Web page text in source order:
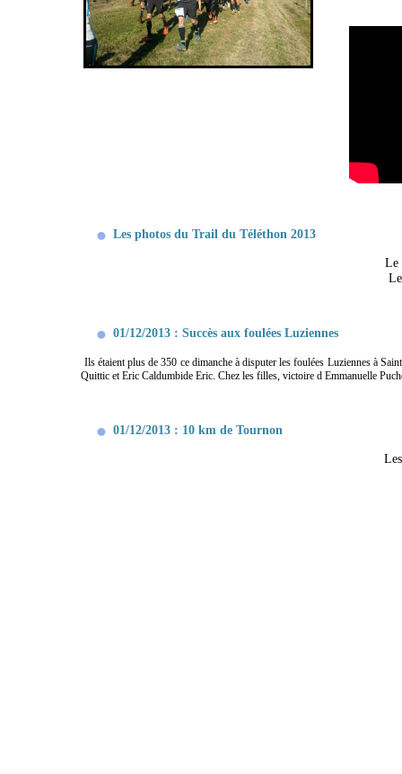
Les photos du Trail du Téléthon 2013
Le
01/12/2013 : Succès aux foulées Luziennes
Ils étaient plus de 350 ce dimanche à disputer les foulées Luziennes à
Quittic et Eric Caldumbide Eric. Chez les filles, victoire d Emmanuelle
01/12/2013 : 10 km de Tournon